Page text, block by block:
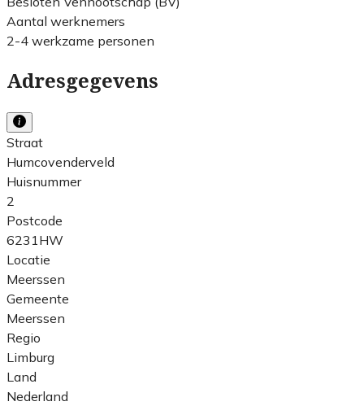
Aantal werknemers
2-4 werkzame personen
Adresgegevens
Straat
Humcovenderveld
Huisnummer
2
Postcode
6231HW
Locatie
Meerssen
Gemeente
Meerssen
Regio
Limburg
Land
Nederland